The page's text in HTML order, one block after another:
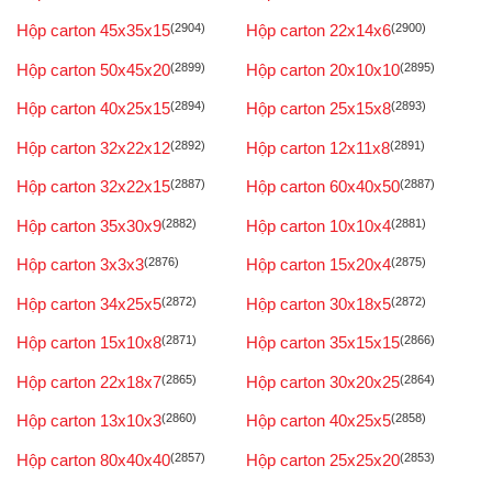
Hộp carton 45x35x15(2904) Hộp carton 22x14x6(2900)
Hộp carton 50x45x20(2899) Hộp carton 20x10x10(2895)
Hộp carton 40x25x15(2894) Hộp carton 25x15x8(2893)
Hộp carton 32x22x12(2892) Hộp carton 12x11x8(2891)
Hộp carton 32x22x15(2887) Hộp carton 60x40x50(2887)
Hộp carton 35x30x9(2882) Hộp carton 10x10x4(2881)
Hộp carton 3x3x3(2876) Hộp carton 15x20x4(2875)
Hộp carton 34x25x5(2872) Hộp carton 30x18x5(2872)
Hộp carton 15x10x8(2871) Hộp carton 35x15x15(2866)
Hộp carton 22x18x7(2865) Hộp carton 30x20x25(2864)
Hộp carton 13x10x3(2860) Hộp carton 40x25x5(2858)
Hộp carton 80x40x40(2857) Hộp carton 25x25x20(2853)